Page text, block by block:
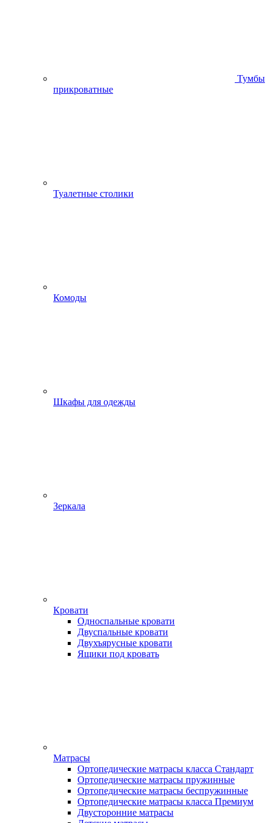
Тумбы
прикроватные
Туалетные столики
Комоды
Шкафы для одежды
Зеркала
Кровати
Односпальные кровати
Двуспальные кровати
Двухъярусные кровати
Ящики под кровать
Матрасы
Ортопедические матрасы класса Стандарт
Ортопедические матрасы пружинные
Ортопедические матрасы беспружинные
Ортопедические матрасы класса Премиум
Двусторонние матрасы